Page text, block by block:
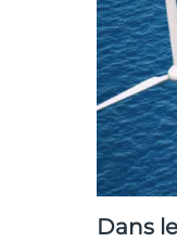
Dans